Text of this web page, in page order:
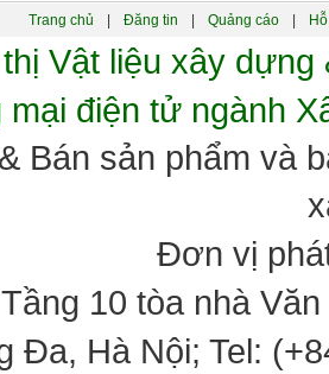
Trang chủ Đăng tin Quảng cáo
Vật liệu xây
điện tử ngành
Bán sản phẩm và
Đơn vị
10 tòa nhà
Đa, Hà Nội; Tel: